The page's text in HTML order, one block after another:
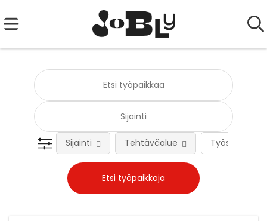
Työsuhteen
Sijainti Tehtäväalue